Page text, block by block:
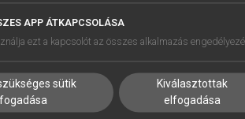
SÚGÓ
RÓLUNK
SÜTI BEÁLLÍTÁSOK
APP ÁTKAPCSOLÁSA
ezt a kapcsolót az összes alkalmazás
sütik
Kiválasztottak
elfogadása